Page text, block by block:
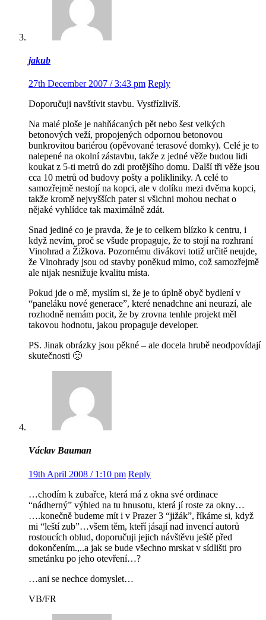
jakub
27th December 2007 / 3:43 pm Reply
Doporučuji navštívit stavbu. Vystřízlivíš.
Na malé ploše je nahňácaných pět nebo šest velkých
betonových veží, propojených odpornou betonovou
bunkrovitou bariérou (opěvované terasové domky). Celé je to
nalepené na okolní zástavbu, takže z jedné věže budou lidi
koukat z 5-ti metrů do zdi protějšího domu. Další tři věže jsou
cca 10 metrů od budovy pošty a polikliniky. A celé to
samozřejmě nestojí na kopci, ale v dolíku mezi dvěma kopci,
takže kromě nejvyšších pater si všichni mohou nechat o
nějaké vyhlídce tak maximálně zdát.
Snad jediné co je pravda, že je to celkem blízko k centru, i
když nevím, proč se všude propaguje, že to stojí na rozhraní
Vinohrad a Žižkova. Pozornému divákovi totiž určitě neujde,
že Vinohrady jsou od stavby poněkud mimo, což samozřejmě
ale nijak nesnižuje kvalitu místa.
Pokud jde o mě, myslím si, že je to úplně obyč bydlení v
“paneláku nové generace”, které nenadchne ani neurazí, ale
rozhodně nemám pocit, že by zrovna tenhle projekt měl
takovou hodnotu, jakou propaguje developer.
PS. Jinak obrázky jsou pěkné – ale docela hrubě neodpovídají
skutečnosti 🙁
Václav Bauman
19th April 2008 / 1:10 pm Reply
…chodím k zubařce, která má z okna své ordinace
“nádherný” výhled na tu hnusotu, která jí roste za okny…
….konečně budeme mít i v Prazer 3 “jižák”, říkáme si, když
mi “leští zub”…všem těm, kteří jásají nad invencí autorů
rostoucích oblud, doporučuji jejich návštěvu ještě před
dokončením.,..a jak se bude všechno mrskat v sídlišti pro
smetánku po jeho otevření…?
…ani se nechce domyslet…
VB/FR